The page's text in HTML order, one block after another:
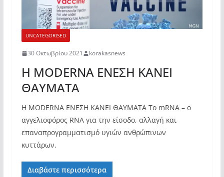
UNCATEGORISED
30 Οκτωβρίου 2021 korakasnews
Η MODERNA ΕΝΕΣΗ ΚΑΝΕΙ
ΘΑΥΜΑΤΑ
Η MODERNA ΕΝΕΣΗ ΚΑΝΕΙ ΘΑΥΜΑΤΑ Το mRNA – ο
αγγελιοφόρος RNA για την είσοδο, αλλαγή και
επαναπρογραμματισμό υγιών ανθρώπινων
κυττάρων.
Διαβάστε περισσότερα